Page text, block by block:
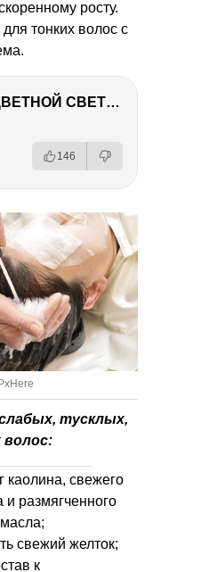
росту.
тонких волос с
МОЩНЫЙ ЦВЕТНОЙ СВЕТ – NANLITE FC-500C
146
тусклых,
каолина, свежего
и размягченного
свежий желток;
к